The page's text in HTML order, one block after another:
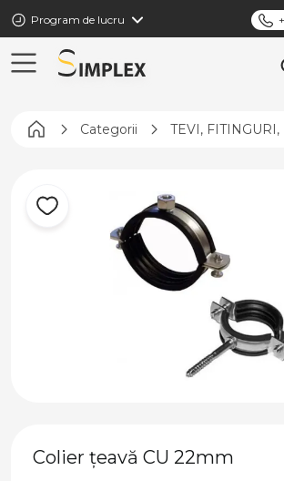
Program de lucru
Pagina principală
Categorii TEVI,
Colier țeavă CU 22mm